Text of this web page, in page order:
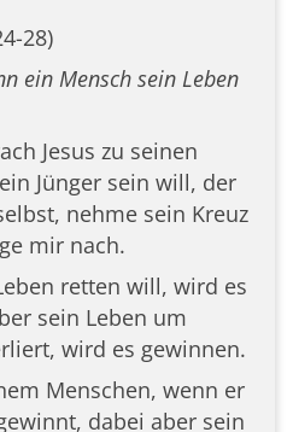
28)
ein Mensch sein Leben
Jesus zu seinen
Jünger sein will, der
nehme sein Kreuz
mir nach.
retten will, wird es
sein Leben um
wird es gewinnen.
Menschen, wenn er
dabei aber sein